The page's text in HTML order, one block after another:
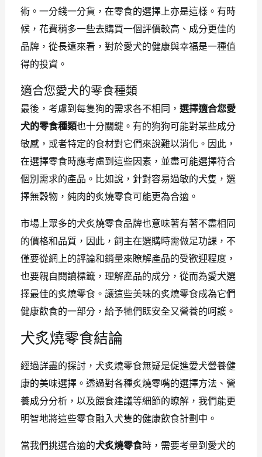
術。一分錢一分貨，在零食的選擇上亦是這樣。有時
候，花費稍多一些去購買一個評價較高、成分更佳的
品牌，從長遠來看，對於愛犬的健康與幸福是一種值
得的投資。
適合您愛犬的零食種類
最後，考慮到每隻狗的需求各不相同， 選擇適合您愛
犬的零食種類也十分關鍵。有的狗狗可能對某些成分
敏感，或者特定的食材對它們來說難以消化。因此，
在選擇零食時應考慮到這些因素，並盡可能選擇符合
個別需求的產品。比如說，針對容易過敏的犬隻，選
擇無穀物，純肉的炙燒零食可能更為合適。
市場上眾多的犬炙燒零食品牌也意味著有著不盡相同
的價格和品質，因此，飼主在選購時需做足功課，不
僅要從網上的評論和銷量來瞭解產品的受歡迎程度，
也要親自閱讀標籤，理解產品的成分，從而為愛犬選
擇最佳的炙燒零食。讓這些美味的炙燒零食成為它們
健康飲食的一部分，給予牠們既安全又營養的呵護。
犬炙燒零食結論
經過詳盡的探討，犬炙燒零食無疑是促進愛犬營養健
康的美味選擇。透過對各種炙燒零嘴的選擇方法、營
養成分分析，以及餵食建議等細節的瞭解，我們能更
明智地將這些零食融入犬隻的健康飲食計劃中。
當我們挑選合適的犬炙燒零食時，需要考量到愛犬的